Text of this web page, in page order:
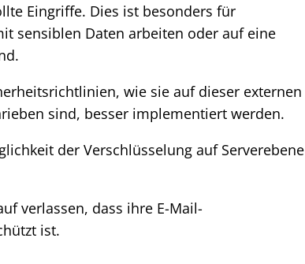
Eingriffe. Dies ist besonders für
sensiblen Daten arbeiten oder auf eine
wie sie auf dieser externen
sind, besser implementiert werden.
der Verschlüsselung auf Serverebene
verlassen, dass ihre E-Mail-
ist.